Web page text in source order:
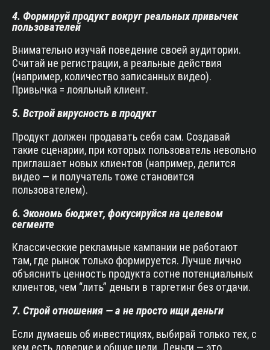
4. Формируй продукт вокруг реальных привычек
пользователей
Внимательно изучай поведение своей аудитории.
Считай не регистрации, а реальные действия
(например, количество записанных видео).
Привычка = лояльный клиент.
5. Встрой вирусность в продукт
Продукт должен продавать себя сам. Создавай
такие сценарии, при которых пользователь невольно
приглашает новых клиентов (например, делится
видео — и получатель тоже становится
пользователем).
6. Экономь бюджет, фокусируйся на целевом
сегменте
Классические рекламные кампании не работают
там, где рынок только формируется. Лучше лично
объяснить ценность продукта сотне потенциальных
клиентов, чем “лить” деньги в таргетинг без отдачи.
7. Строй отношения — а не просто ищи деньги
Если думаешь об инвестициях, выбирай только тех, с
кем есть доверие и общие цели. Деньги — это